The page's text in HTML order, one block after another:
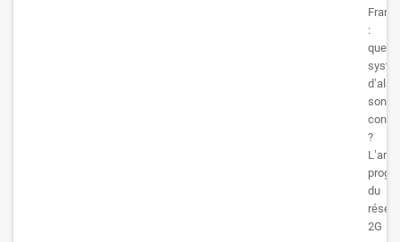
:
quels
sont
?
L’arrêt
du
2G